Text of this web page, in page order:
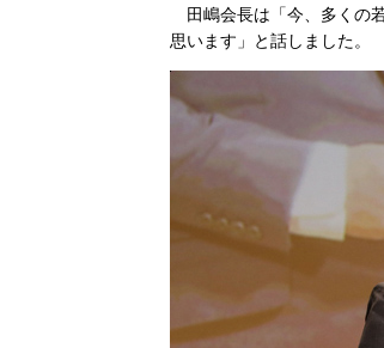
田嶋会長は「今、多くの
思います」と話しました。